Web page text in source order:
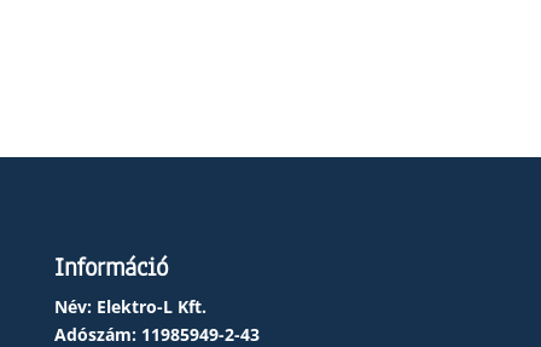
Információ
Név: Elektro-L Kft.
Adószám: 11985949-2-43